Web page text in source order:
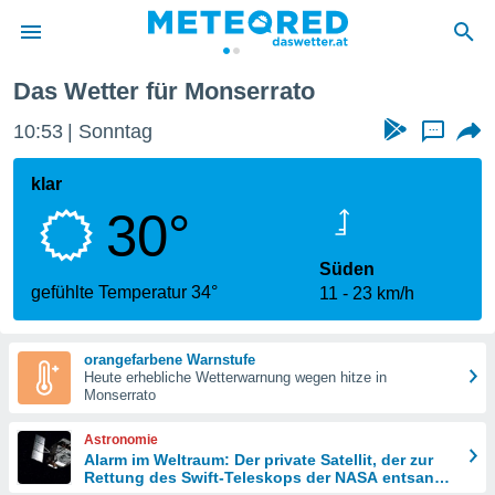
wurde
dass
sind.
diese
Das Wetter für Monserrato
10:53 Sonntag ...
klar
30°
gefühlte Temperatur 34°
Süden
11
23 km/h
orangefarbene Warnstufe
Heute erhebliche Wetterwarnung wegen hitze in
Monserrato
Astronomie
Alarm im Weltraum: Der private Satellit, der zur
Rettung des Swift-Teleskops der NASA entsandt